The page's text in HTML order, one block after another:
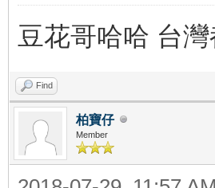
豆花哥哈哈 台
Find
柏寶仔
Member